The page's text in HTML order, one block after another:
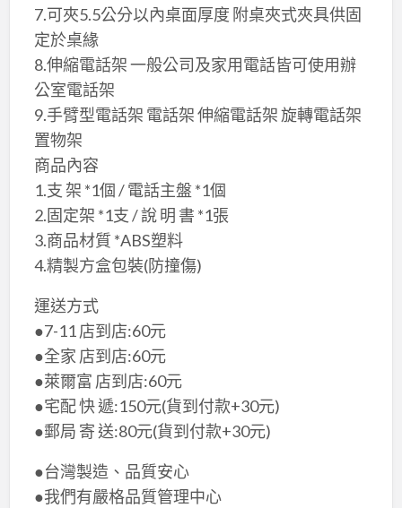
7.可夾5.5公分以內桌面厚度 附桌夾式夾具供固
定於桌緣
8.伸縮電話架 一般公司及家用電話皆可使用辦
公室電話架
9.手臂型電話架 電話架 伸縮電話架 旋轉電話架
置物架
​商品內容
1.支 架 *1個 / 電話主盤 *1個
2.固定架 *1支 / 說 明 書 *1張
3.商品材質 *ABS塑料
4.精製方盒包裝(防撞傷)
​運送方式
●7-11 店到店:60元
●全家 店到店:60元
●萊爾富 店到店:60元
●宅配 快 遞:150元(貨到付款+30元)
●郵局 寄 送:80元(貨到付款+30元)
●台灣製造、品質安心
●我們有嚴格品質管理中心